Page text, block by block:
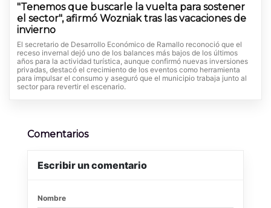
"Tenemos que buscarle la vuelta para sostener
el sector", afirmó Wozniak tras las vacaciones de
invierno
El secretario de Desarrollo Económico de Ramallo reconoció que el
receso invernal dejó uno de los balances más bajos de los últimos
años para la actividad turística, aunque confirmó nuevas inversiones
privadas, destacó el crecimiento de los eventos como herramienta
para impulsar el consumo y aseguró que el municipio trabaja junto al
sector para revertir el escenario.
Comentarios
Escribir un comentario
Nombre